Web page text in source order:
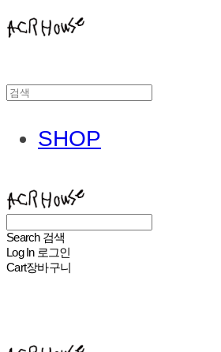
SHOP
Search 검색
Log In 로그인
Cart장바구니